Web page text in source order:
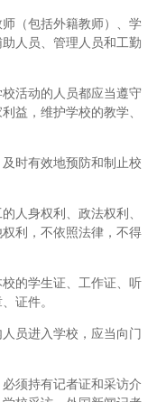
（包括外籍教师）、学
人员、管理人员和工勤
活动的人员都应当遵守
益，维护学校的教学、
时有效地预防和制止校
人身权利、政法权利、
利，不依照法律，不得
的学生证、工作证、听
证件。
员进入学校，应当向门
须持有记者证和采访介